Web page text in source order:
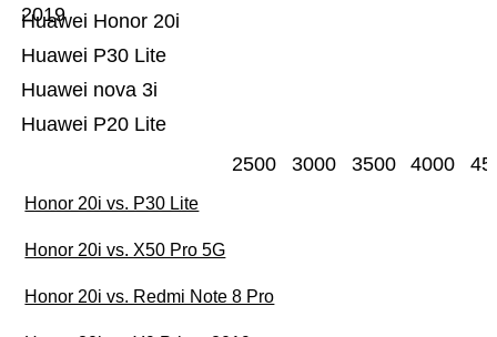
Huawei P20 Lite
Huawei nova 3i
Huawei P30 Lite
Huawei Honor 20i
2019
2500 3000 3500 4000
Honor 20i vs. P30 Lite
Honor 20i vs. X50 Pro 5G
Honor 20i vs. Redmi Note 8 Pro